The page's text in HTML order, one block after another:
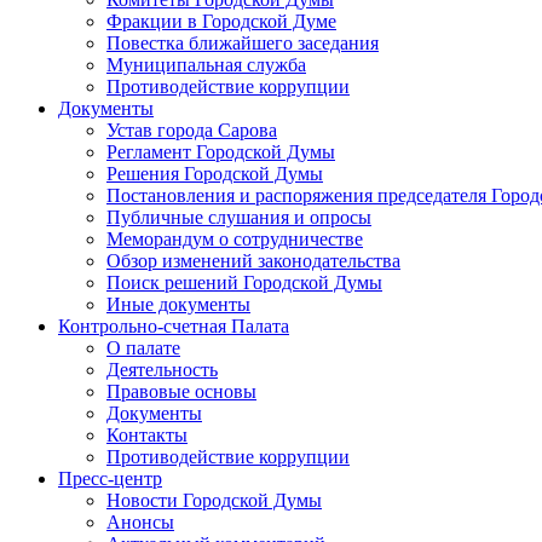
Фракции в Городской Думе
Повестка ближайшего заседания
Муниципальная служба
Противодействие коррупции
Документы
Устав города Сарова
Регламент Городской Думы
Решения Городской Думы
Постановления и распоряжения председателя
Публичные слушания и опросы
Меморандум о сотрудничестве
Обзор изменений законодательства
Поиск решений Городской Думы
Иные документы
Контрольно-счетная Палата
О палате
Деятельность
Правовые основы
Документы
Контакты
Противодействие коррупции
Пресс-центр
Новости Городской Думы
Анонсы